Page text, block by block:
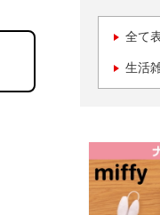
全て
生活